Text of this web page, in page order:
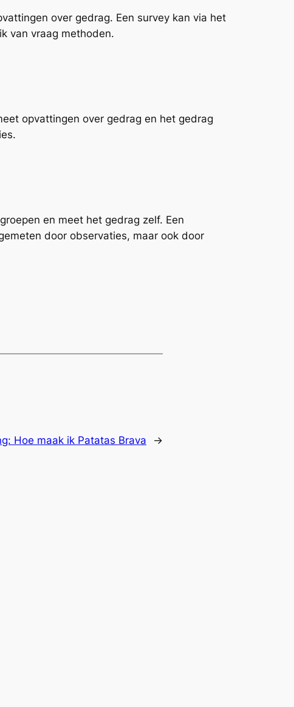
over gedrag. Een survey kan via het
van vraag methoden.
opvattingen over gedrag en het gedrag
en meet het gedrag zelf. Een
door observaties, maar ook door
Hoe maak ik Patatas Brava →